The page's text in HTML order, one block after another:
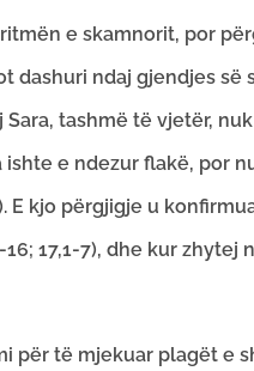
e skamnorit, por
ndaj gjendjes së
tashmë të vjetër,
e ndezur flakë, por
E kjo përgjigje u
17,1-7), dhe kur
për të mjekuar plagët e